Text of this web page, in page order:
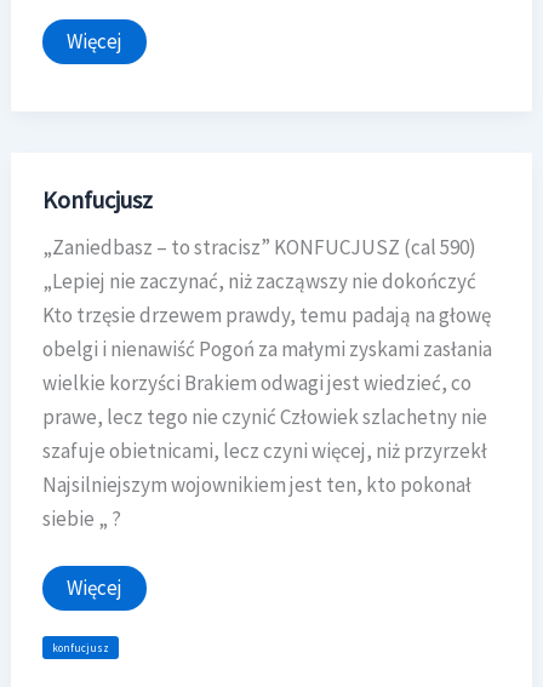
Mroczna
triada
Więcej
Konfucjusz
„Zaniedbasz – to stracisz” KONFUCJUSZ (cal 590)
„Lepiej nie zaczynać, niż zacząwszy nie dokończyć
Kto trzęsie drzewem prawdy, temu padają na głowę
obelgi i nienawiść Pogoń za małymi zyskami zasłania
wielkie korzyści Brakiem odwagi jest wiedzieć, co
prawe, lecz tego nie czynić Człowiek szlachetny nie
szafuje obietnicami, lecz czyni więcej, niż przyrzekł
Najsilniejszym wojownikiem jest ten, kto pokonał
siebie „ ?
Konfucjusz
Więcej
konfucjusz